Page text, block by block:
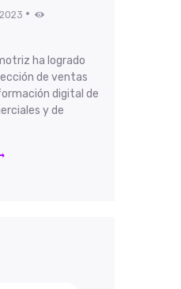
ha logrado
de ventas
digital de
y de